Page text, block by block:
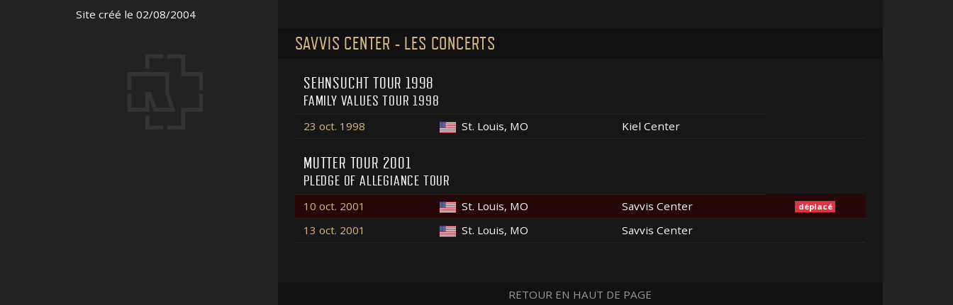
SAVVIS CENTER - LES CONCERTS
SEHNSUCHT TOUR 1998
FAMILY VALUES TOUR 1998
23 oct. 1998 St. Louis, MO Kiel Center
MUTTER TOUR 2001
PLEDGE OF ALLEGIANCE TOUR
10 oct. 2001 St. Louis, MO Savvis Center déplacé
13 oct. 2001 St. Louis, MO Savvis Center
RETOUR EN HAUT DE PAGE
Site créé le 02/08/2004